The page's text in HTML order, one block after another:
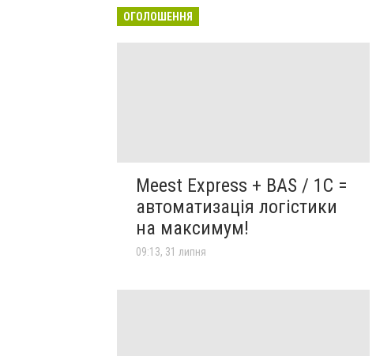
ОГОЛОШЕННЯ
Meest Express + BAS / 1C =
автоматизація логістики
на максимум!
09:13, 31 липня